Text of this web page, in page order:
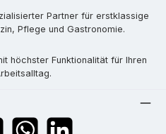
Partner für erstklassige
Pflege und Gastronomie.
höchster Funktionalität für Ihren